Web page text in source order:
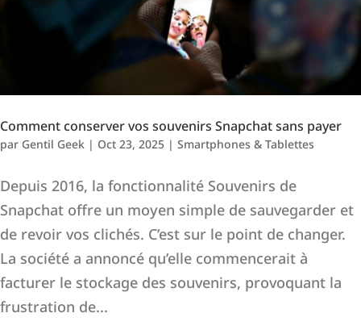
Comment conserver vos souvenirs Snapchat sans payer
par Gentil Geek | Oct 23, 2025 | Smartphones & Tablettes
Depuis 2016, la fonctionnalité Souvenirs de
Snapchat offre un moyen simple de sauvegarder et
de revoir vos clichés. C’est sur le point de changer.
La société a annoncé qu’elle commencerait à
facturer le stockage des souvenirs, provoquant la
frustration de...